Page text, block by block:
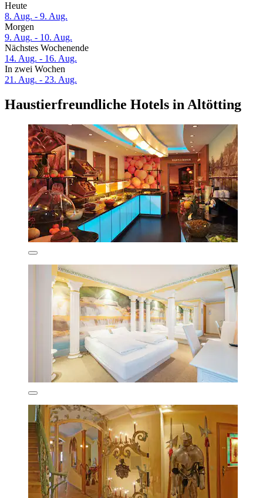
Heute
8. Aug. - 9. Aug.
Morgen
9. Aug. - 10. Aug.
Nächstes Wochenende
14. Aug. - 16. Aug.
In zwei Wochen
21. Aug. - 23. Aug.
Haustierfreundliche Hotels in Altötting